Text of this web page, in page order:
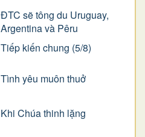
ĐTC sẽ tông du Uruguay,
Argentina và Pêru
Tiếp kiến chung (5/8)
Tình yêu muôn thuở
Khi Chúa thinh lặng